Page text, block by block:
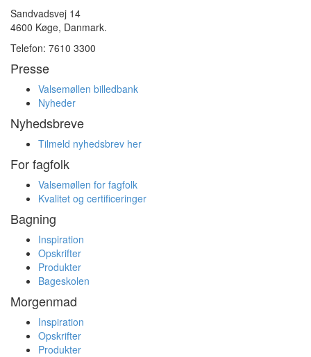
Sandvadsvej 14
4600 Køge, Danmark.
Telefon: 7610 3300
Presse
Valsemøllen billedbank
Nyheder
Nyhedsbreve
Tilmeld nyhedsbrev her
For fagfolk
Valsemøllen for fagfolk
Kvalitet og certificeringer
Bagning
Inspiration
Opskrifter
Produkter
Bageskolen
Morgenmad
Inspiration
Opskrifter
Produkter